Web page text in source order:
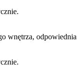
wnętrza, odpowiednia